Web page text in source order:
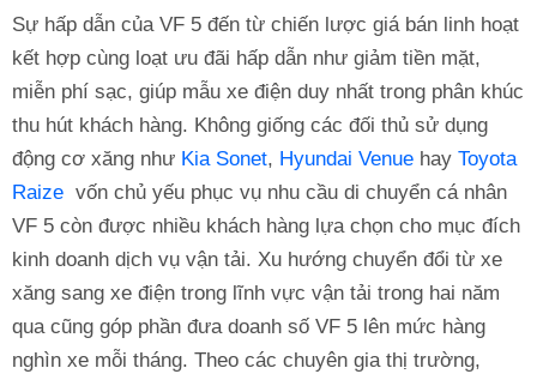
Sự hấp dẫn của VF 5 đến từ chiến lược giá bán linh hoạt
kết hợp cùng loạt ưu đãi hấp dẫn như giảm tiền mặt,
miễn phí sạc, giúp mẫu xe điện duy nhất trong phân khúc
thu hút khách hàng. Không giống các đối thủ sử dụng
động cơ xăng như Kia Sonet, Hyundai Venue hay Toyota
Raize vốn chủ yếu phục vụ nhu cầu di chuyển cá nhân
VF 5 còn được nhiều khách hàng lựa chọn cho mục đích
kinh doanh dịch vụ vận tải. Xu hướng chuyển đổi từ xe
xăng sang xe điện trong lĩnh vực vận tải trong hai năm
qua cũng góp phần đưa doanh số VF 5 lên mức hàng
nghìn xe mỗi tháng. Theo các chuyên gia thị trường,